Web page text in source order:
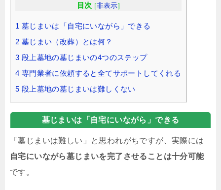
目次 [非表示]
1 墓じまいは「自宅にいながら」できる
2 墓じまい（改葬）とは何？
3 段上墓地の墓じまいの4つのステップ
4 専門業者に依頼すると全てサポートしてくれる
5 段上墓地の墓じまいは難しくない
墓じまいは「自宅にいながら」できる
「墓じまいは難しい」と思われがちですが、実際には
自宅にいながら墓じまいを完了させることは十分可能
です。